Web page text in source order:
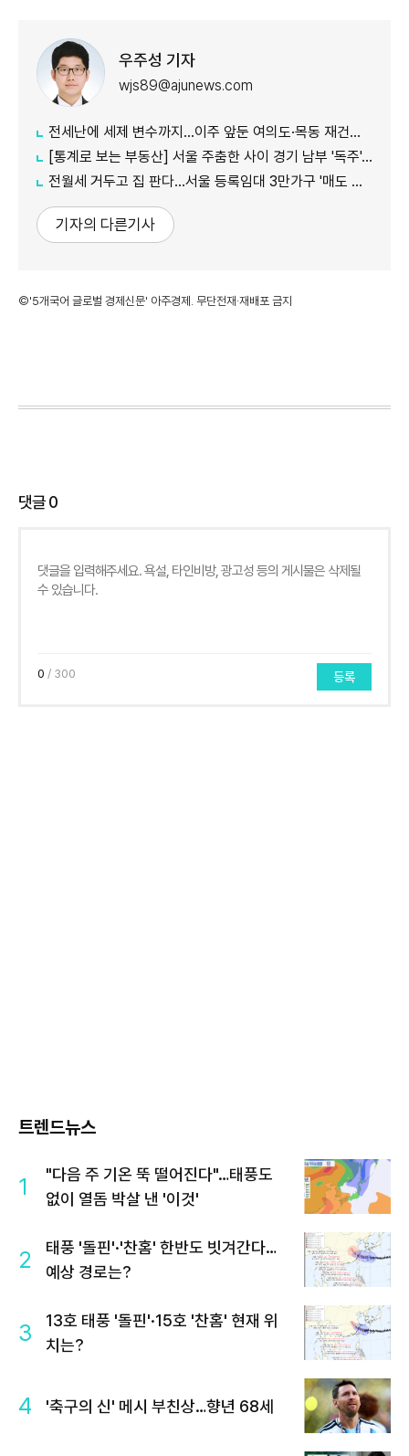
우주성 기자
wjs89@ajunews.com
전세난에 세제 변수까지…이주 앞둔 여의도·목동 재건축 '비상'
[통계로 보는 부동산] 서울 주춤한 사이 경기 남부 '독주'…세제 개편에 실수요 이동 빨라지나
전월세 거두고 집 판다…서울 등록임대 3만가구 '매도 기로'
기자의 다른기사
©'5개국어 글로벌 경제신문' 아주경제. 무단전재·재배포 금지
댓글0
0 / 300 등록
트렌드뉴스
1
"다음 주 기온 뚝 떨어진다"…태풍도
없이 열돔 박살 낸 '이것'
2
태풍 '돌핀'·'찬홈' 한반도 빗겨간다…
예상 경로는?
3
13호 태풍 '돌핀'·15호 '찬홈' 현재 위
치는?
4 '축구의 신' 메시 부친상…향년 68세